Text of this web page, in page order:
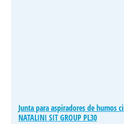
Junta para aspiradores de humos
NATALINI SIT GROUP PL30